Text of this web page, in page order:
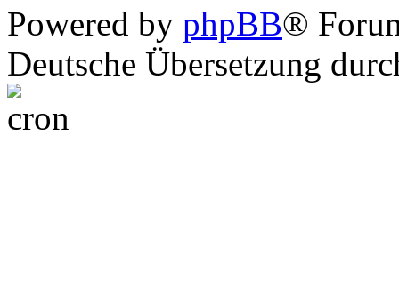
Powered by phpBB®
Deutsche Übersetzung